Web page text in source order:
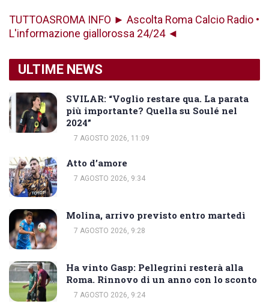
TUTTOASROMA INFO ► Ascolta Roma Calcio Radio •
L'informazione giallorossa 24/24 ◄
ULTIME NEWS
SVILAR: “Voglio restare qua. La parata
più importante? Quella su Soulé nel
2024”
7 AGOSTO 2026, 11:09
Atto d’amore
7 AGOSTO 2026, 9:34
Molina, arrivo previsto entro martedì
7 AGOSTO 2026, 9:28
Ha vinto Gasp: Pellegrini resterà alla
Roma. Rinnovo di un anno con lo sconto
7 AGOSTO 2026, 9:24